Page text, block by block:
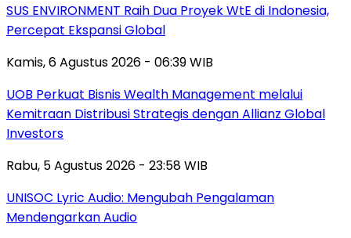
SUS ENVIRONMENT Raih Dua Proyek WtE di Indonesia,
Percepat Ekspansi Global
Kamis, 6 Agustus 2026 - 06:39 WIB
UOB Perkuat Bisnis Wealth Management melalui
Kemitraan Distribusi Strategis dengan Allianz Global
Investors
Rabu, 5 Agustus 2026 - 23:58 WIB
UNISOC Lyric Audio: Mengubah Pengalaman
Mendengarkan Audio